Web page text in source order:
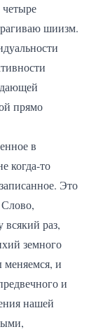
четыре
шиизм.
прямо
в
когда-то
Это
раз,
земного
и
и
нашей